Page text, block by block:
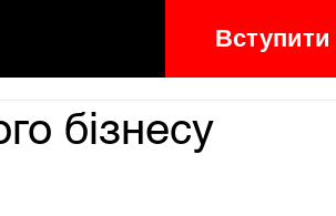
Вступити
бізнесу